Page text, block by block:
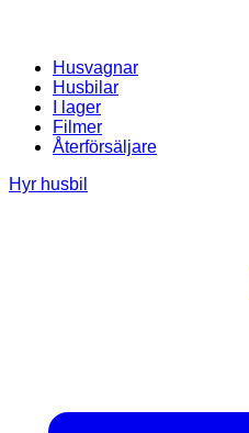
Husvagnar
Husbilar
I lager
Filmer
Återförsäljare
Hyr husbil